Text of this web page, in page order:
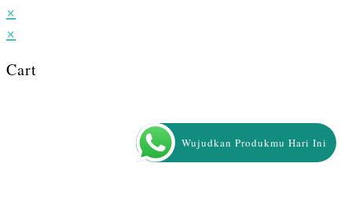
×
×
Cart
Wujudkan Produkmu Hari Ini